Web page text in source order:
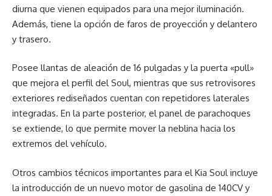
diurna que vienen equipados para una mejor iluminación.
Además, tiene la opción de faros de proyección y delantero
y trasero.
Posee llantas de aleación de 16 pulgadas y la puerta «pull»
que mejora el perfil del Soul, mientras que sus retrovisores
exteriores rediseñados cuentan con repetidores laterales
integradas. En la parte posterior, el panel de parachoques
se extiende, lo que permite mover la neblina hacia los
extremos del vehículo.
Otros cambios técnicos importantes para el Kia Soul incluye
la introducción de un nuevo motor de gasolina de 140CV y